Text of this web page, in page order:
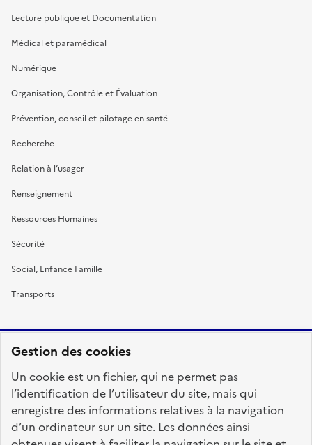
Gestion des cookies
Un cookie est un fichier, qui ne permet pas
l’identification de l’utilisateur du site, mais qui
enregistre des informations relatives à la navigation
d’un ordinateur sur un site. Les données ainsi
Lecture publique et Documentation
Médical et paramédical
Numérique
Organisation, Contrôle et Évaluation
Prévention, conseil et pilotage en santé
Recherche
Relation à l’usager
Renseignement
Ressources Humaines
Sécurité
Social, Enfance Famille
Transports
FRANÇAISE